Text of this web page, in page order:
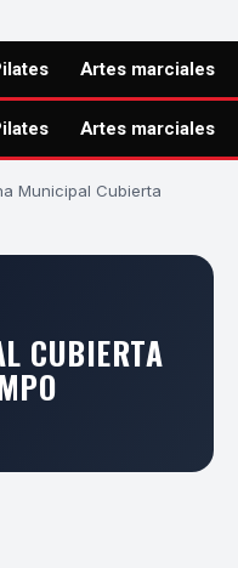
Artes marciales
Artes marciales
Municipal Cubierta
CUBIERTA